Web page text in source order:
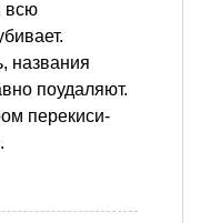
всю
названия
поудаляют.
перекиси-